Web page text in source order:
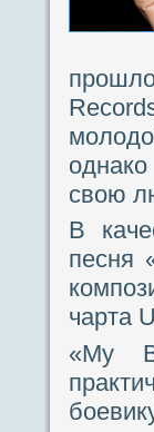
свою
В
песня
чарта
«My